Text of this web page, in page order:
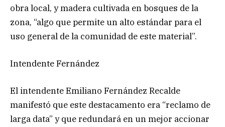
obra local, y madera cultivada en bosques de la
zona, “algo que permite un alto estándar para el
uso general de la comunidad de este material”.
Intendente Fernández
El intendente Emiliano Fernández Recalde
manifestó que este destacamento era “reclamo de
larga data” y que redundará en un mejor accionar